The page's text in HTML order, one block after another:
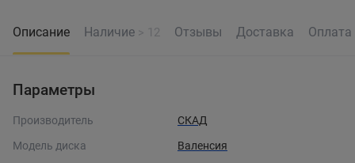
Описание Наличие > 12 Отзывы Доставка Оплата
Параметры
Производитель
СКАД
Модель диска
Валенсия